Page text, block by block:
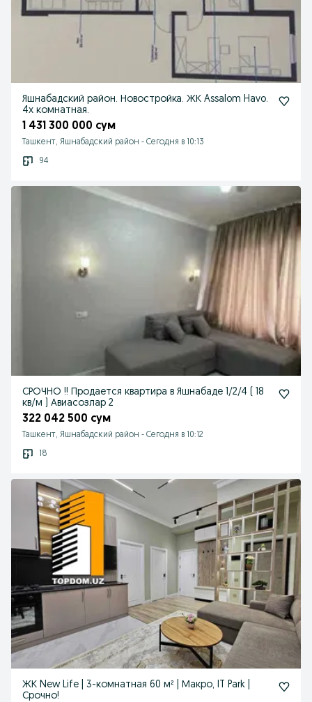
Яшнабадский район. Новостройка. ЖК Assalom Havo.
4х комнатная.
1 431 300 000 сум
Ташкент, Яшнабадский район - Сегодня в 10:13
94
СРОЧНО !! Продается квартира в Яшнабаде 1/2/4 ( 18
кв/м ) Авиасозлар 2
322 042 500 сум
Ташкент, Яшнабадский район - Сегодня в 10:12
18
ЖК New Life | 3-комнатная 60 м² | Макро, IT Park |
Срочно!